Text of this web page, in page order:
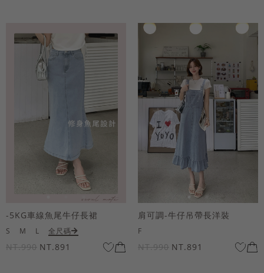
-5KG車線魚尾牛仔長裙
S M L 全尺碼
NT.990 NT.891
肩可調-牛仔吊帶長洋裝
F
NT.990 NT.891